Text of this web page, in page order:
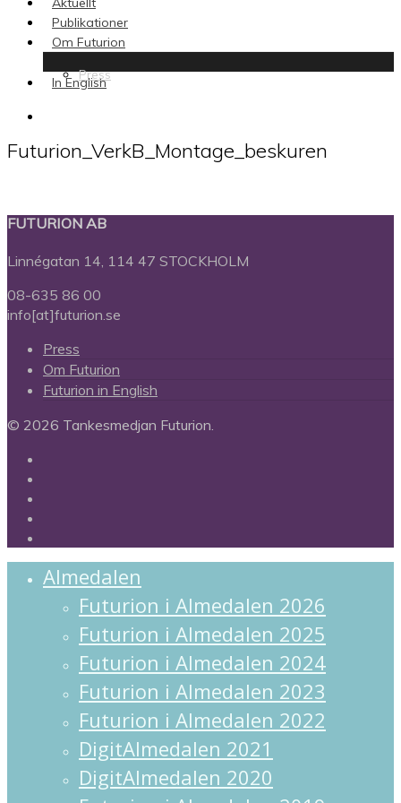
Publikationer
Om Futurion
Press
In English
Futurion_VerkB_Montage_beskuren
FUTURION AB
Linnégatan 14, 114 47 STOCKHOLM
08-635 86 00
info[at]futurion.se
Press
Om Futurion
Futurion in English
© 2026 Tankesmedjan Futurion.
Almedalen
Futurion i Almedalen 2026
Futurion i Almedalen 2025
Futurion i Almedalen 2024
Futurion i Almedalen 2023
Futurion i Almedalen 2022
DigitAlmedalen 2021
DigitAlmedalen 2020